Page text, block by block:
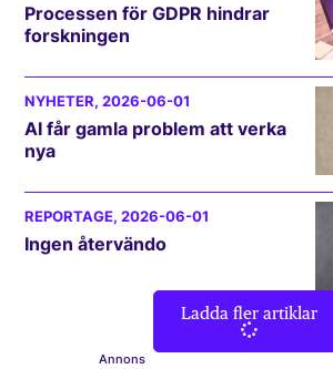
Processen för GDPR hindrar
forskningen
NYHETER, 2026-06-01
AI får gamla problem att verka
nya
REPORTAGE, 2026-06-01
Ingen återvändo
Ladda fler artiklar
Annons